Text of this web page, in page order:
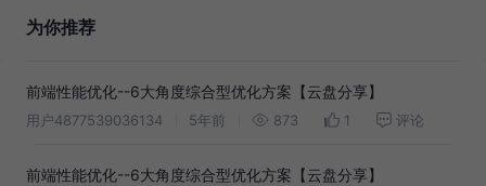
为你推荐
前端性能优化--6大角度综合型优化方案【云盘分享】
用户4877539036134 5年前 873 1 评论
前端性能优化--6大角度综合型优化方案【云盘分享】